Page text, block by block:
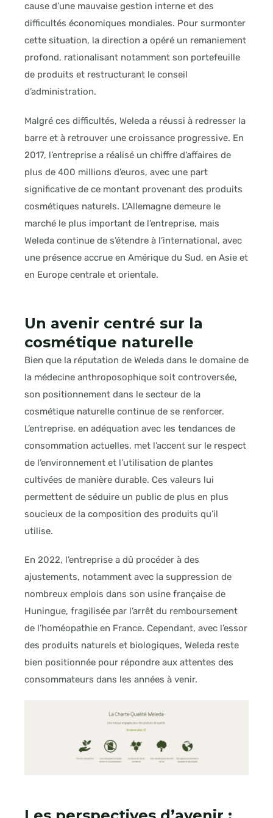
cause d’une mauvaise gestion interne et des
difficultés économiques mondiales. Pour surmonter
cette situation, la direction a opéré un remaniement
profond, rationalisant notamment son portefeuille
de produits et restructurant le conseil
d’administration.
Malgré ces difficultés, Weleda a réussi à redresser la
barre et à retrouver une croissance progressive. En
2017, l’entreprise a réalisé un chiffre d’affaires de
plus de 400 millions d’euros, avec une part
significative de ce montant provenant des produits
cosmétiques naturels. L’Allemagne demeure le
marché le plus important de l’entreprise, mais
Weleda continue de s’étendre à l’international, avec
une présence accrue en Amérique du Sud, en Asie et
en Europe centrale et orientale.
Un avenir centré sur la
cosmétique naturelle
Bien que la réputation de Weleda dans le domaine de
la médecine anthroposophique soit controversée,
son positionnement dans le secteur de la
cosmétique naturelle continue de se renforcer.
L’entreprise, en adéquation avec les tendances de
consommation actuelles, met l’accent sur le respect
de l’environnement et l’utilisation de plantes
cultivées de manière durable. Ces valeurs lui
permettent de séduire un public de plus en plus
soucieux de la composition des produits qu’il
utilise.
En 2022, l’entreprise a dû procéder à des
ajustements, notamment avec la suppression de
nombreux emplois dans son usine française de
Huningue, fragilisée par l’arrêt du remboursement
de l’homéopathie en France. Cependant, avec l’essor
des produits naturels et biologiques, Weleda reste
bien positionnée pour répondre aux attentes des
consommateurs dans les années à venir.